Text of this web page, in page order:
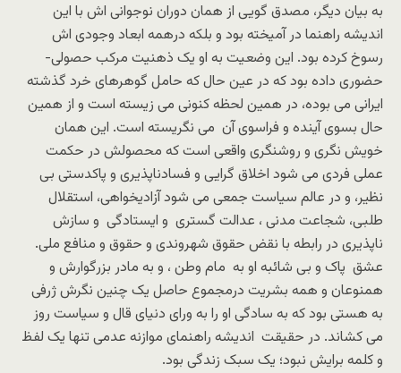
به بیان دیگر، مصدق گویی از همان دوران نوجوانی اش با این
اندیشه راهنما در آمیخته بود و بلکه درهمه ابعاد وجودی اش
رسوخ کرده بود. این وضعیت به او یک ذهنیت مرکب حصولی-
حضوری داده بود که در عین حال که حامل گوهرهای خرد گذشته
ایرانی می بوده، در همین لحظه کنونی می زیسته است و از همین
حال بسوی آینده و فراسوی آن می نگریسته است. این همان
خویش نگری و روشنگری واقعی است که محصولش در حکمت
عملی فردی می شود اخلاق گرایی و فسادناپذیری و پاکدستی بی
نظیر، و در عالم سیاست جمعی می شود آزادیخواهی، استقلال
طلبی، شجاعت مدنی ، عدالت گستری و ایستادگی و سازش
ناپذیری در رابطه با نقض حقوق شهروندی و حقوق و منافع ملی.
عشق پاک و بی شائبه او به مام وطن ، و به مادر بزرگوارش و
همنوعان و همه بشریت درمجموع حاصل یک چنین نگرش ژرفی
به هستی بود که به سادگی او را به ورای دنیای قال و سیاست روز
می کشاند. در حقیقت اندیشه راهنمای موازنه عدمی تنها یک لفظ
و کلمه برایش نبود؛ یک سبک زندگی بود.